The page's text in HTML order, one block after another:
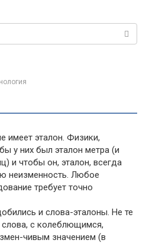
имеет эталон. Физики,
у них был эталон метра (и
и чтобы он, эталон, всегда
неизменность. Любое
требует точно
и слова-эталоны. Не те
с колеблющимся,
чивым значением (в